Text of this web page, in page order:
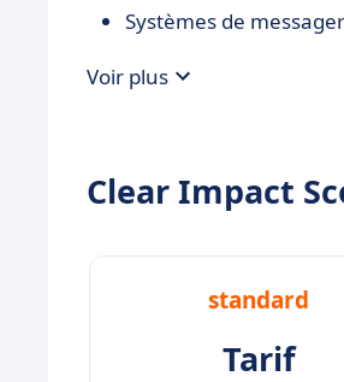
Systèmes de
Voir plus
Clear Impact
standard
Tarif